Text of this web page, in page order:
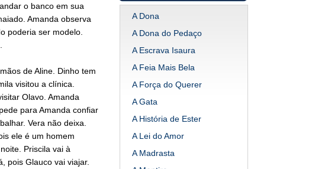
o banco em sua
Amanda observa
poderia ser modelo.
de Aline. Dinho tem
visitou a clínica.
Olavo. Amanda
para Amanda confiar
Vera não deixa.
ele é um homem
Priscila vai à
pois Glauco vai viajar.
A Dona
A Dona do Pedaço
A Escrava Isaura
A Feia Mais Bela
A Força do Querer
A Gata
A História de Ester
A Lei do Amor
A Madrasta